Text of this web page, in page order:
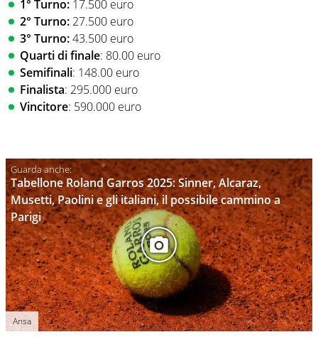
1° Turno: 17.500 euro
2° Turno: 27.500 euro
3° Turno:43.500 euro
Quarti di finale: 80.00 euro
Semifinali: 148.00 euro
Finalista: 295.000 euro
Vincitore: 590.000 euro
Tabellone Roland Garros 2025: Sinner, Alcaraz,
Musetti, Paolini e gli italiani, il possibile cammino a
Parigi
Ansa